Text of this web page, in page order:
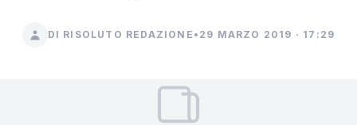
DI RISOLUTO REDAZIONE • 29 MARZO 2019 · 17:29